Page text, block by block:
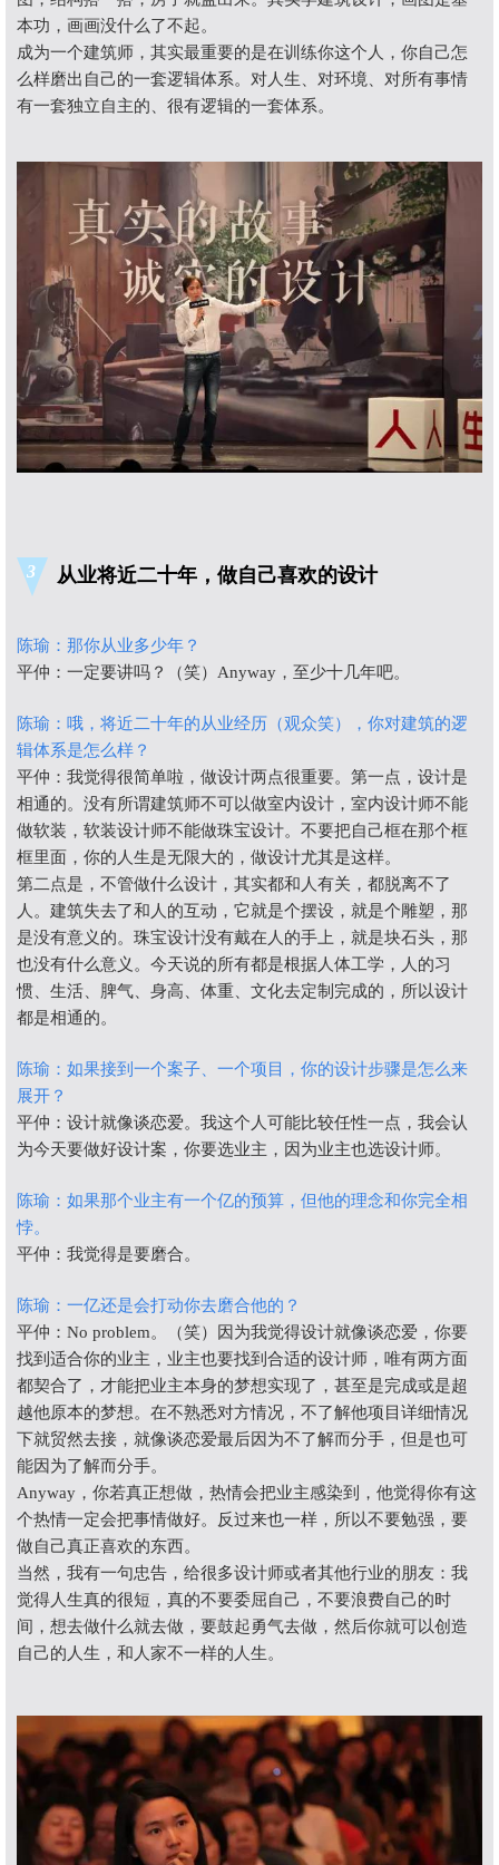
本功，画画没什么了不起。
成为一个建筑师，其实最重要的是在训练你这个人，你自己怎
么样磨出自己的一套逻辑体系。对人生、对环境、对所有事情
有一套独立自主的、很有逻辑的一套体系。
3 从业将近二十年，做自己喜欢的设计
陈瑜： 那你从业多少年？
平仲：一定要讲吗？（笑）Anyway，至少十几年吧。
陈瑜：哦，将近二十年的从业经历（观众笑），你对建筑的逻
辑体系是怎么样？
平仲：我觉得很简单啦，做设计两点很重要。第一点，设计是
相通的。没有所谓建筑师不可以做室内设计，室内设计师不能
做软装，软装设计师不能做珠宝设计。不要把自己框在那个框
框里面，你的人生是无限大的，做设计尤其是这样。
第二点是，不管做什么设计，其实都和人有关，都脱离不了
人。建筑失去了和人的互动，它就是个摆设，就是个雕塑，那
是没有意义的。珠宝设计没有戴在人的手上，就是块石头，那
也没有什么意义。今天说的所有都是根据人体工学，人的习
惯、生活、脾气、身高、体重、文化去定制完成的，所以设计
都是相通的。
陈瑜：如果接到一个案子、一个项目，你的设计步骤是怎么来
展开？
平仲：设计就像谈恋爱。我这个人可能比较任性一点，我会认
为今天要做好设计案，你要选业主，因为业主也选设计师。
陈瑜：如果那个业主有一个亿的预算，但他的理念和你完全相
悖。
平仲：我觉得是要磨合。
陈瑜：一亿还是会打动你去磨合他的？
平仲：No problem。（笑）因为我觉得设计就像谈恋爱，你要
找到适合你的业主，业主也要找到合适的设计师，唯有两方面
都契合了，才能把业主本身的梦想实现了，甚至是完成或是超
越他原本的梦想。在不熟悉对方情况，不了解他项目详细情况
下就贸然去接，就像谈恋爱最后因为不了解而分手，但是也可
能因为了解而分手。
Anyway，你若真正想做，热情会把业主感染到，他觉得你有这
个热情一定会把事情做好。反过来也一样，所以不要勉强，要
做自己真正喜欢的东西。
当然，我有一句忠告，给很多设计师或者其他行业的朋友：我
觉得人生真的很短，真的不要委屈自己，不要浪费自己的时
间，想去做什么就去做，要鼓起勇气去做，然后你就可以创造
自己的人生，和人家不一样的人生。